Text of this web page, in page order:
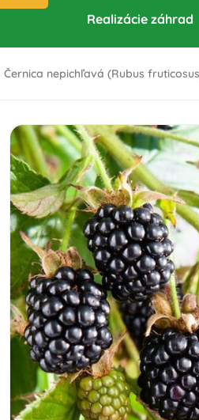
Realizácie záhrad
Černica nepichľavá (Rubus